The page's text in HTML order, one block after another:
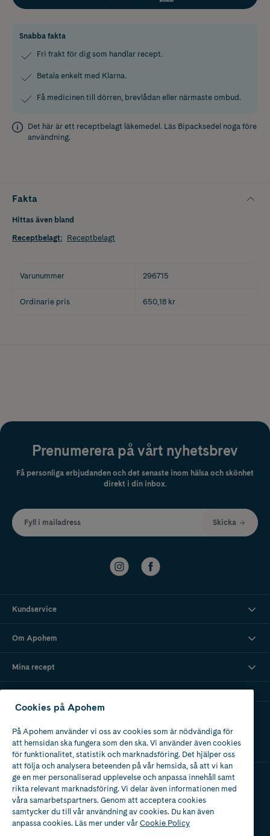
Snabba fakta
Fri frakt för dig som handlar recept.
Betala enkelt med Klarna.
Få medicinen till dörren, brevlådan eller närmaste ombud.
Det här är ett receptbelagt läkemedel. Läs Bipacksedel noga före
användning.
Fakta
Hittas även bland
Receptbelagt: Receptbelagt
Varunummer 296715
Ordinarie pris 650,18 kr
Prenumerera på vårt nyhetsbrev
Få personliga erbjudanden och det senaste inom hälsa och skönhet
direkt i din inbox.
Fyll i mailadress Skicka
Kundservice
Om Apohem
Mina recept
Apotek med tillstånd
av Läkemedelsverket
Cookies på Apohem
På Apohem använder vi oss av cookies som är nödvändiga för
att hemsidan ska fungera som den ska. Vi använder även cookies
för funktionalitet, statistik och marknadsföring. Det hjälper oss
att följa och analysera beteenden på vår hemsida, så att vi kan
ge en mer personaliserad upplevelse och anpassa innehåll samt
rikta relevant marknadsföring. Vi delar även informationen med
våra samarbetspartners. Genom att acceptera cookies
samtycker du till vår användning av cookies. Du kan även
anpassa cookies. Läs mer under vårCookie Policy